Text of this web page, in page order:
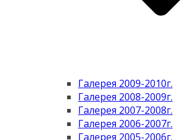
Галерея 2009-2010г.
Галерея 2008-2009г.
Галерея 2007-2008г.
Галерея 2006-2007г.
Галерея 2005-2006г.